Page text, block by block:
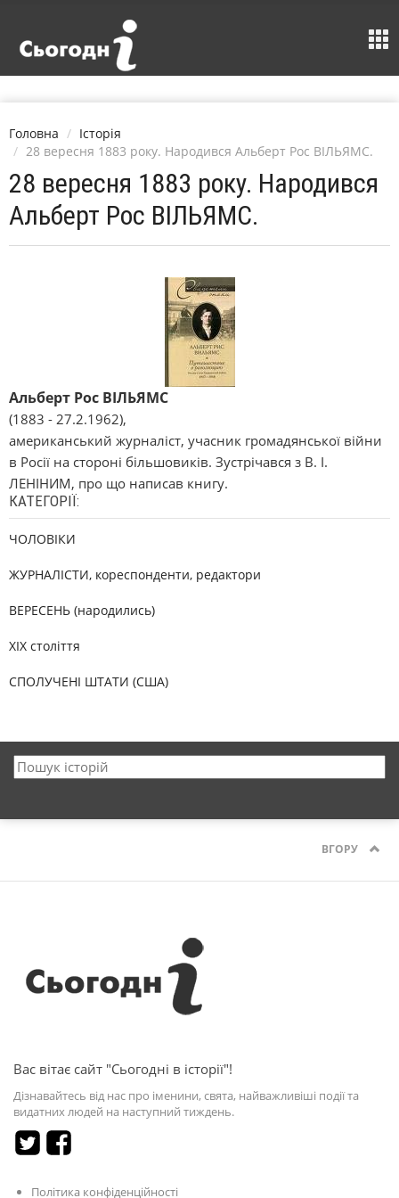
Головна
Історія
28 вересня 1883 року. Народився Альберт Рос ВІЛЬЯМС.
28 вересня 1883 року. Народився
Альберт Рос ВІЛЬЯМС.
Альберт Рос ВІЛЬЯМС
(1883 - 27.2.1962),
американський журналіст, учасник громадянської війни
в Росії на стороні більшовиків. Зустрічався з В. І.
ЛЕНІНИМ, про що написав книгу.
КАТЕГОРІЇ:
ЧОЛОВІКИ
ЖУРНАЛІСТИ, кореспонденти, редактори
ВЕРЕСЕНЬ (народились)
XIX століття
СПОЛУЧЕНІ ШТАТИ (США)
ВГОРУ
Вас вітає сайт "Сьогодні в історії"!
Дізнавайтесь від нас про іменини, свята, найважливіші події та
видатних людей на наступний тиждень.
Політика конфіденційності